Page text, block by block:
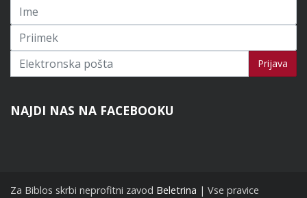
Prijavi se na novice Prijava
NAJDI NAS NA FACEBOOKU
Za Biblos skrbi neprofitni zavod Beletrina | Vse pravice